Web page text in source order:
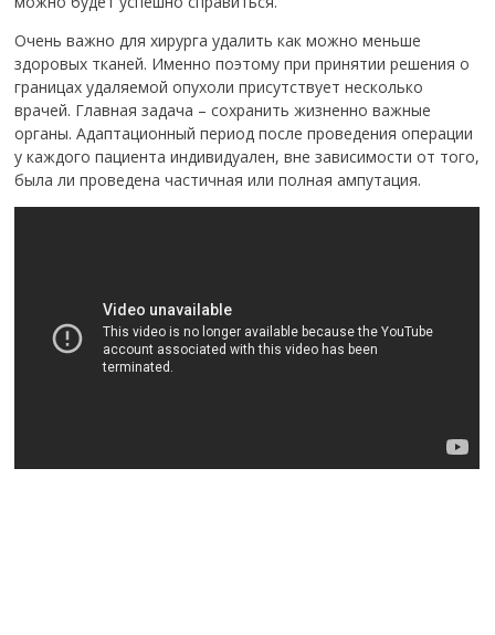
Очень важно для хирурга удалить как можно меньше
здоровых тканей. Именно поэтому при принятии решения о
границах удаляемой опухоли присутствует несколько
врачей. Главная задача – сохранить жизненно важные
органы. Адаптационный период после проведения операции
у каждого пациента индивидуален, вне зависимости от того,
была ли проведена частичная или полная ампутация.